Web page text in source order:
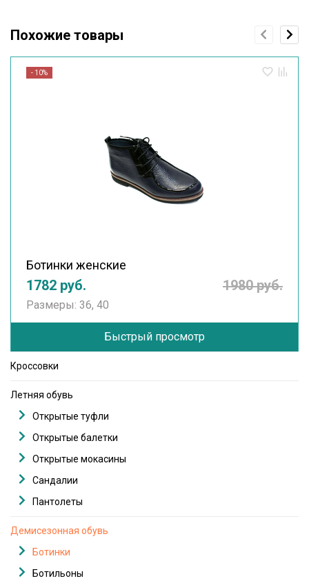
Похожие товары
- 10%
Ботинки женские
1782 руб. 1980 руб.
Размеры: 36, 40
Быстрый просмотр
Кроссовки
Летняя обувь
Открытые туфли
Открытые балетки
Открытые мокасины
Сандалии
Пантолеты
Демисезонная обувь
Ботинки
Ботильоны